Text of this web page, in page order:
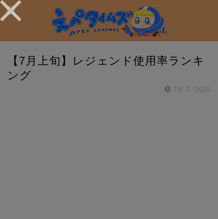
【7月上旬】レジェンド使用率ランキ
ング
7月 7, 2026